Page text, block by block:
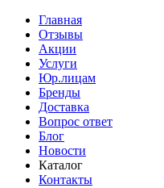
Главная
Отзывы
Акции
Услуги
Юр.лицам
Бренды
Доставка
Вопрос ответ
Блог
Новости
Каталог
Контакты